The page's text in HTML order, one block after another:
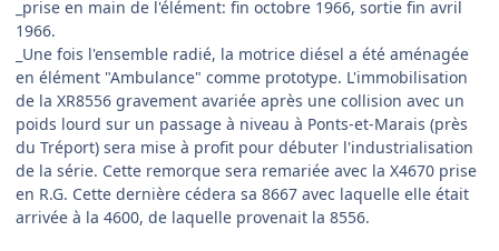
_prise en main de l'élément: fin octobre 1966, sortie fin avril
1966.
_Une fois l'ensemble radié, la motrice diésel a été aménagée
en élément "Ambulance" comme prototype. L'immobilisation
de la XR8556 gravement avariée après une collision avec un
poids lourd sur un passage à niveau à Ponts-et-Marais (près
du Tréport) sera mise à profit pour débuter l'industrialisation
de la série. Cette remorque sera remariée avec la X4670 prise
en R.G. Cette dernière cédera sa 8667 avec laquelle elle était
arrivée à la 4600, de laquelle provenait la 8556.